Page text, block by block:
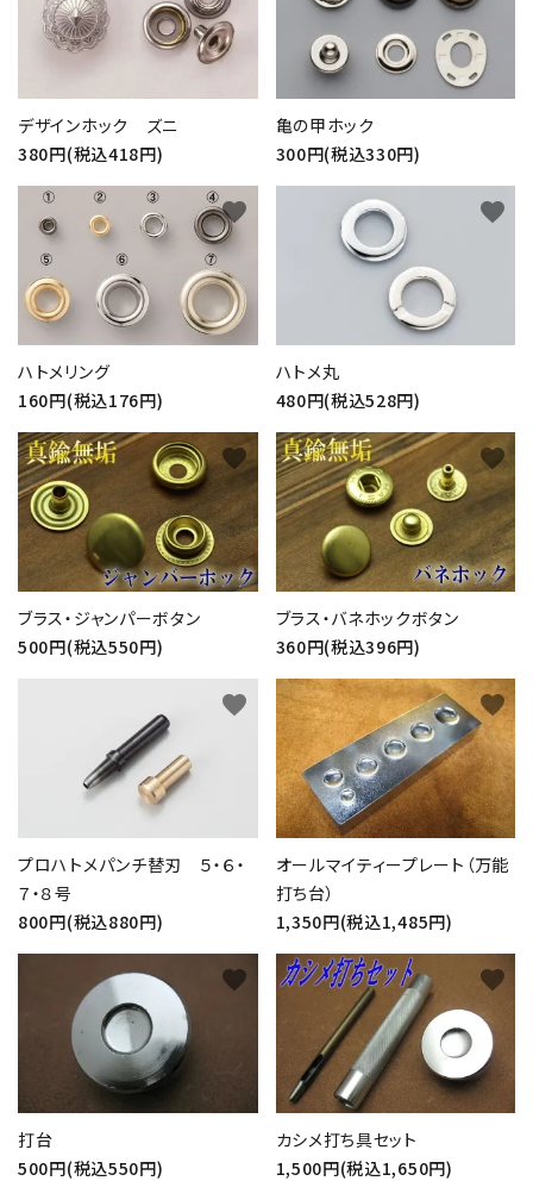
デザインホック ズニ
380円(税込418円)
亀の甲ホック
300円(税込330円)
ハトメリング
160円(税込176円)
favorite
ハトメ丸
480円(税込528円)
favorite
ブラス・ジャンパーボタン
500円(税込550円)
favorite
ブラス・バネホックボタン
360円(税込396円)
favorite
プロハトメパンチ替刃 ５・６・
７・８号
800円(税込880円)
favorite
オールマイティープレート（万能
打ち台）
1,350円(税込1,485円)
favorite
打台
500円(税込550円)
favorite
カシメ打ち具セット
1,500円(税込1,650円)
favorite